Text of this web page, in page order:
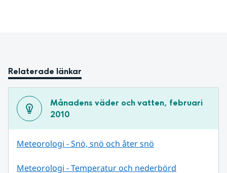
Relaterade länkar
Månadens väder och vatten, februari
2010
Meteorologi - Snö, snö och åter snö
Meteorologi - Temperatur och nederbörd